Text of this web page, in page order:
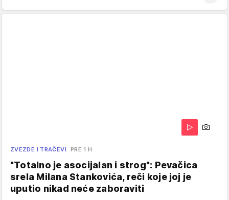
ZVEZDE I TRAČEVI PRE 1 H
"Totalno je asocijalan i strog": Pevačica
srela Milana Stankovića, reči koje joj je
uputio nikad neće zaboraviti